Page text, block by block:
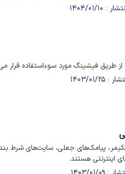
طریق فیشینگ مورد سوءاستفاده قرار
پیامک‌های جعلی، سایت‌های شرط
اینترنتی هستند.